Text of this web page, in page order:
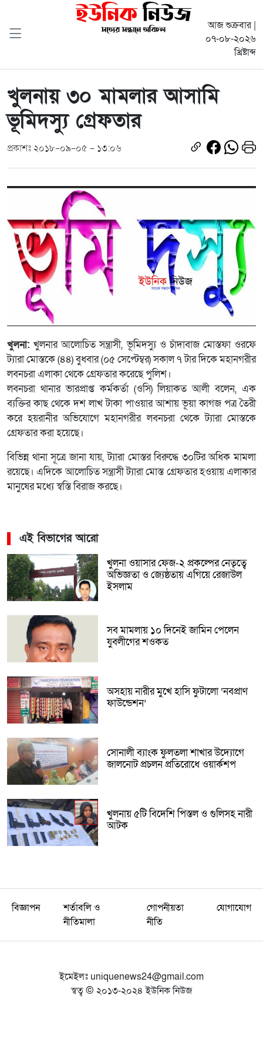
আজ শুক্রবার |
০৭-০৮-২০২৬
খ্রিষ্টাব্দ
খুলনায় ৩০ মামলার আসামি
ভূমিদস্যু গ্রেফতার
প্রকাশঃ ২০১৮-০৯-০৫ - ১৩:০৬
খুলনা: খুলনার আলোচিত সন্ত্রাসী, ভূমিদস্যু ও চাঁদাবাজ মোস্তফা ওরফে
ট্যারা মোস্তকে (৪৪) বুধবার (০৫ সেপ্টেম্বর) সকাল ৭ টার দিকে মহানগরীর
লবনচরা এলাকা থেকে গ্রেফতার করেছে পুলিশ।
লবনচরা থানার ভারপ্রাপ্ত কর্মকর্তা (ওসি) লিয়াকত আলী বলেন, এক
ব্যক্তির কাছ থেকে দশ লাখ টাকা পাওয়ার আশায় ভূয়া কাগজ পত্র তৈরী
করে হয়রানীর অভিযোগে মহানগরীর লবনচরা থেকে ট্যারা মোস্তকে
গ্রেফতার করা হয়েছে।
বিভিন্ন থানা সূত্রে জানা যায়, ট্যারা মোস্তর বিরুদ্ধে ৩০টির অধিক মামলা
রয়েছে। এদিকে আলোচিত সন্ত্রাসী ট্যারা মোস্ত গ্রেফতার হওয়ায় এলাকার
মানুষের মধ্যে স্বস্তি বিরাজ করছে।
এই বিভাগের আরো
খুলনা ওয়াসার ফেজ-২ প্রকল্পের নেতৃত্বে
অভিজ্ঞতা ও জ্যেষ্ঠতায় এগিয়ে রেজাউল
ইসলাম
সব মামলায় ১০ দিনেই জামিন পেলেন
যুবলীগের শওকত
অসহায় নারীর মুখে হাসি ফুটালো ‘নবপ্রাণ
ফাউন্ডেশন’
সোনালী ব্যাংক ফুলতলা শাখার উদ্যোগে
জালনোট প্রচলন প্রতিরোধে ওয়ার্কশপ
খুলনায় ৫টি বিদেশি পিস্তল ও গুলিসহ নারী
আটক
বিজ্ঞাপন
শর্তাবলি ও
নীতিমালা
গোপনীয়তা
নীতি
যোগাযোগ
ইমেইলঃ uniquenews24@gmail.com
স্বত্ব © ২০১৩-২০২৪ ইউনিক নিউজ